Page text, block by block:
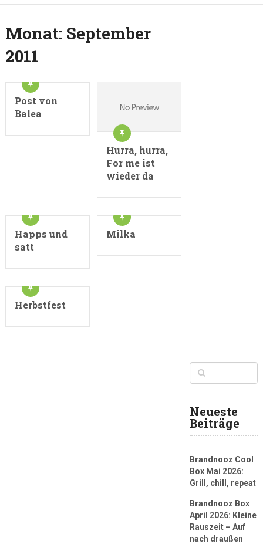
Monat: September
2011
Post von
Balea
Hurra, hurra,
For me ist
wieder da
Happs und
satt
Milka
Herbstfest
Neueste
Beiträge
Brandnooz Cool
Box Mai 2026:
Grill, chill, repeat
Brandnooz Box
April 2026: Kleine
Rauszeit – Auf
nach draußen